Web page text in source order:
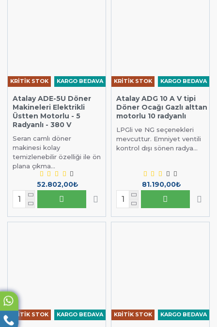
KARGO BEDAVA
KRİTİK STOK
Atalay ADE-5U Döner
Makineleri Elektrikli
Üstten Motorlu - 5
Radyanlı - 380 V
Seran camlı döner
makinesi kolay
temizlenebilir özelliği ile ön
plana çıkma...
52.802,00₺
KARGO BEDAVA
KRİTİK STOK
Atalay ADG 10 A V tipi
Döner Ocağı Gazlı alttan
motorlu 10 radyanlı
LPGli ve NG seçenekleri
mevcuttur. Emniyet ventili
kontrol dışı sönen radya...
81.190,00₺
KARGO BEDAVA
KRİTİK STOK KARGO BEDAVA
KRİTİK STOK